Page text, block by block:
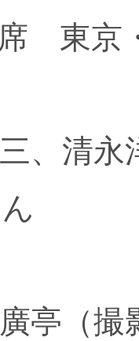
東京
、清永
亭（撮